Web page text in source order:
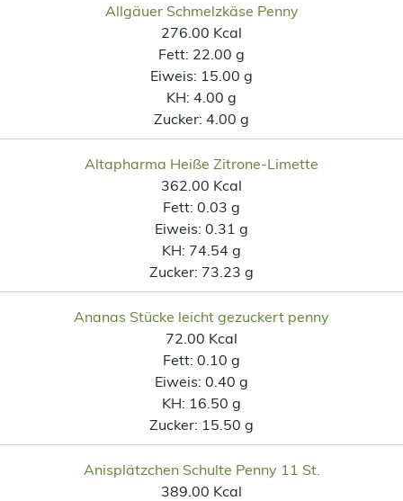
Allgäuer Schmelzkäse Penny
276.00 Kcal
Fett: 22.00 g
Eiweis: 15.00 g
KH: 4.00 g
Zucker: 4.00 g
Altapharma Heiße Zitrone-Limette
362.00 Kcal
Fett: 0.03 g
Eiweis: 0.31 g
KH: 74.54 g
Zucker: 73.23 g
Ananas Stücke leicht gezuckert penny
72.00 Kcal
Fett: 0.10 g
Eiweis: 0.40 g
KH: 16.50 g
Zucker: 15.50 g
Anisplätzchen Schulte Penny 11 St.
389.00 Kcal